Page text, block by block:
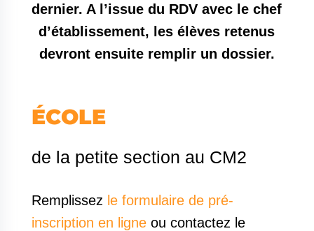
dernier. A l’issue du RDV avec le chef
d’établissement, les élèves retenus
devront ensuite remplir un dossier.
ÉCOLE
de la petite section au CM2
Remplissez le formulaire de pré-
inscription en ligneou contactez le